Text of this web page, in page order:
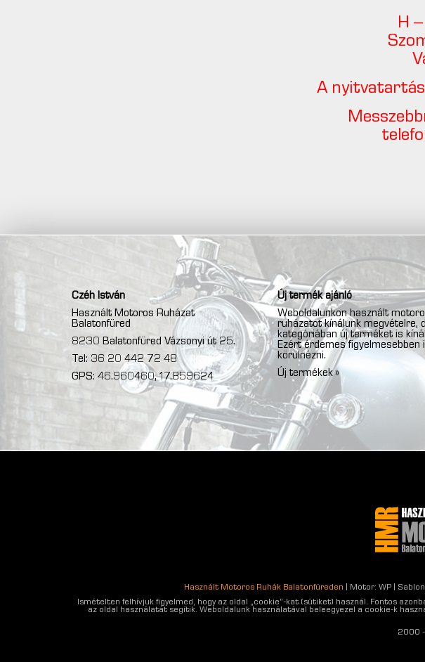
H
A nyitvatartás
Czéh István
Használt Motoros Ruházat
Balatonfüred
8230 Balatonfüred Vázsonyi út 25.
Tel: 36 20 442 72 48
GPS: 46.960460, 17.859624
Új termék ajánló
Weboldalunkon használt
ruházatot kínálunk megvételre,
kategóriában új terméket is
Ezért érdemes figyelmesebben
körülnézni.
Új termékek »
Használt Motoros Ruhák Balatonfüreden | Motor: WP |
Ismételten felhívjuk figyelmed, hogy az oldal „cookie”-kat (sütiket) használ. Fontos
az oldal használatát segítik. Weboldalunk használatával beleegyezel a cookie-k
2000